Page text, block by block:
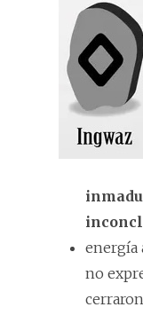
energía
no